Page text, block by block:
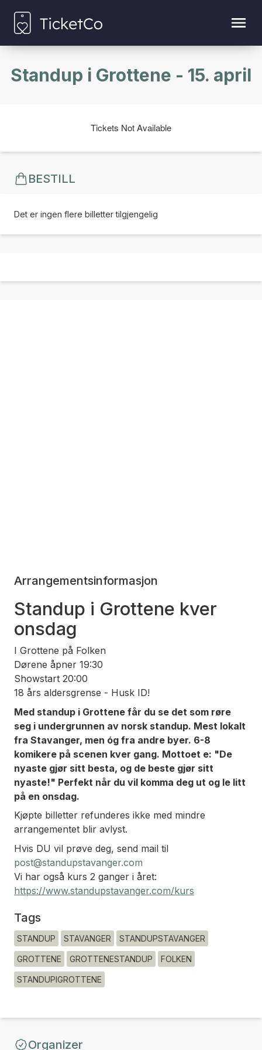
Standup i Grottene - 15. april
Tickets Not Available
BESTILL
Det er ingen flere billetter tilgjengelig
Arrangementsinformasjon
Standup i Grottene kver
onsdag
I Grottene på Folken
Dørene åpner 19:30
Showstart 20:00
18 års aldersgrense - Husk ID!
Med standup i Grottene får du se det som røre
seg i undergrunnen av norsk standup. Mest lokalt
fra Stavanger, men óg fra andre byer. 6-8
komikere på scenen kver gang. Mottoet e: "De
nyaste gjør sitt besta, og de beste gjør sitt
nyaste!" Perfekt når du vil komma deg ut og le litt
på en onsdag.
Kjøpte billetter refunderes ikke med mindre
arrangementet blir avlyst.
Hvis DU vil prøve deg, send mail til
post@standupstavanger.com
Vi har også kurs 2 ganger i året:
https://www.standupstavanger.com/kurs
Tags
STANDUP STAVANGER STANDUPSTAVANGER
GROTTENE GROTTENESTANDUP FOLKEN
STANDUPIGROTTENE
Organizer